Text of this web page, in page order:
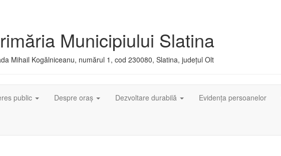
Municipiului Slatina
Mihail Kogălniceanu, numărul 1, cod 230080, Slatina, județul Olt
public Despre oraș Dezvoltare durabilă Evidența persoanelor